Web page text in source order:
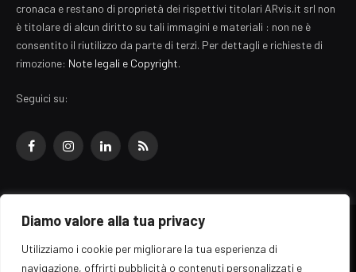
Diamo valore alla tua privacy
Utilizziamo i cookie per migliorare la tua esperienza di
navigazione, offrirti pubblicità o contenuti personalizzati e
cronaca e restano di proprietà dei rispettivi titolari ARvis.it srl non
è titolare di alcun diritto su tali immagini e materiali : non ne è
consentito il riutilizzo da parte di terzi. Per dettagli e richieste di
rimozione: Note legali e Copyright.
Seguici su:
FacebookInstagramLinkedInRSS
© 2026 EZ Rome Designed by ARvis.it
Il portale EZ Rome e' una testata giornalistica di carattere generalista